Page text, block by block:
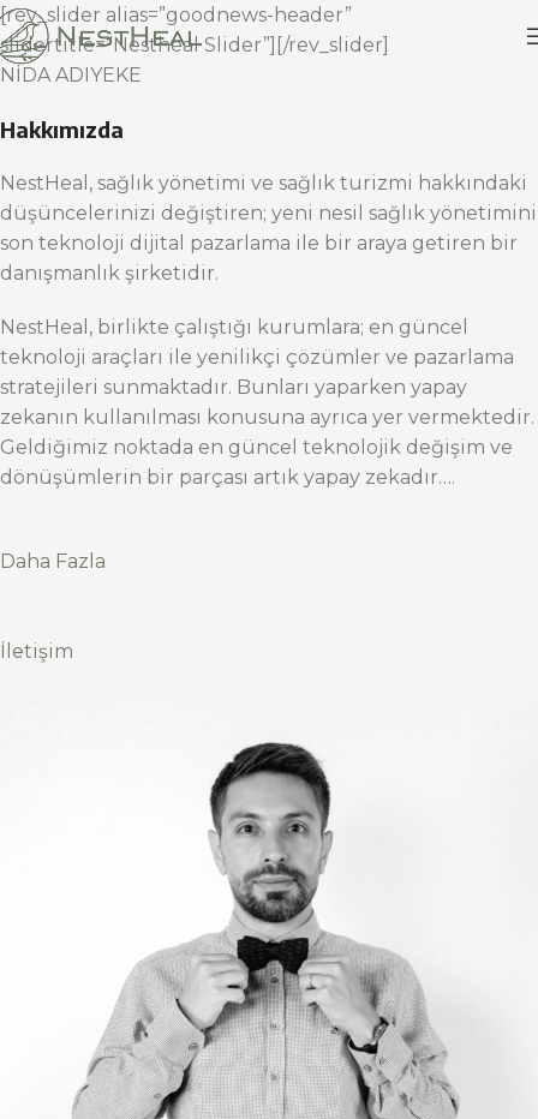
[rev_slider alias=”goodnews-header”
slidertitle=”Nestheal Slider”][/rev_slider]
NİDA ADIYEKE
Hakkımızda
NestHeal, sağlık yönetimi ve sağlık turizmi hakkındaki
düşüncelerinizi değiştiren; yeni nesil sağlık yönetimini
son teknoloji dijital pazarlama ile bir araya getiren bir
danışmanlık şirketidir.
NestHeal, birlikte çalıştığı kurumlara; en güncel
teknoloji araçları ile yenilikçi çözümler ve pazarlama
stratejileri sunmaktadır. Bunları yaparken yapay
zekanın kullanılması konusuna ayrıca yer vermektedir.
Geldiğimiz noktada en güncel teknolojik değişim ve
dönüşümlerin bir parçası artık yapay zekadır….
Daha Fazla
İletişim